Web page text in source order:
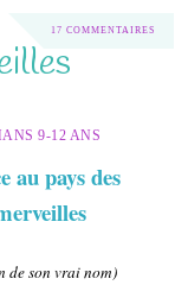
17 COMMENTAIRES
9-12 ANS
au pays des
de son vrai nom)